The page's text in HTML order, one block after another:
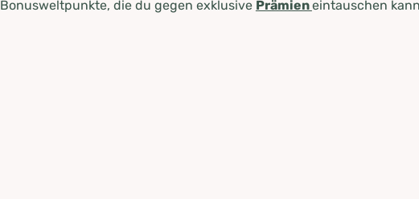
Bonusweltpunkte, die du gegen exklusive Prämieneintauschen